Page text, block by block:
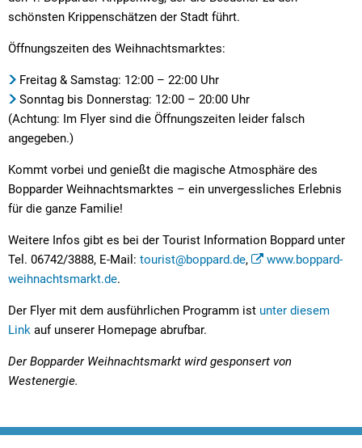
schönsten Krippenschätzen der Stadt führt.
Öffnungszeiten des Weihnachtsmarktes:
Freitag & Samstag: 12:00 – 22:00 Uhr
Sonntag bis Donnerstag: 12:00 – 20:00 Uhr
(Achtung: Im Flyer sind die Öffnungszeiten leider falsch
angegeben.)
Kommt vorbei und genießt die magische Atmosphäre des
Bopparder Weihnachtsmarktes – ein unvergessliches Erlebnis
für die ganze Familie!
Weitere Infos gibt es bei der Tourist Information Boppard unter
Tel. 06742/3888, E-Mail: tourist@boppard.de,
www.boppard-
weihnachtsmarkt.de.
Der Flyer mit dem ausführlichen Programm ist unter diesem
Link auf unserer Homepage abrufbar.
Der Bopparder Weihnachtsmarkt wird gesponsert von
Westenergie.